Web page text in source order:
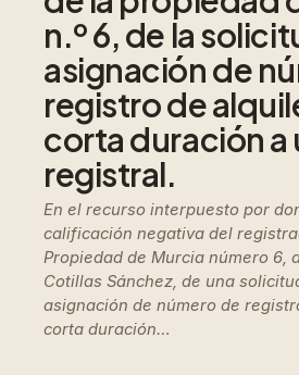
n.º 6, de la
asignación de
registro de
corta duración a
registral.
En el recurso interpuesto por
calificación negativa del
Propiedad de Murcia número 6,
Cotillas Sánchez, de una
asignación de número de
corta duración…